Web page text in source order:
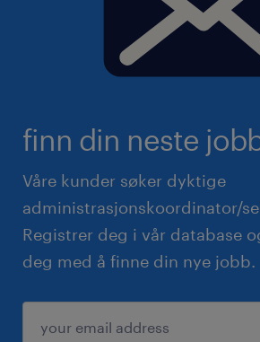
finn din neste
Våre kunder søker dyktige
administrasjonskoordinator/
Registrer deg i vår database
deg med å finne din nye jobb.